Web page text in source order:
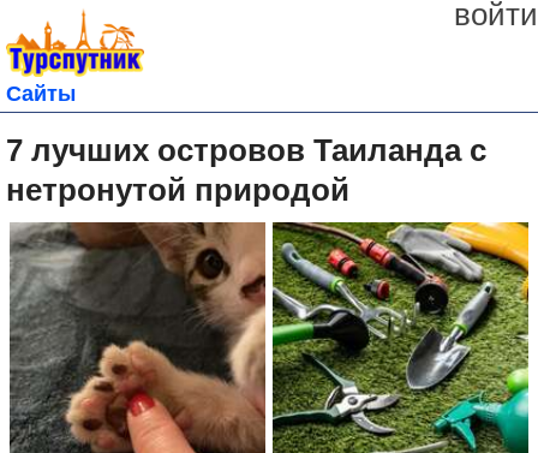
войти
Сайты
7 лучших островов Таиланда с
нетронутой природой